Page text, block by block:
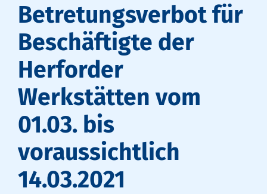
Betretungsverbot für
Beschäftigte der
Herforder
Werkstätten vom
01.03. bis
voraussichtlich
14.03.2021